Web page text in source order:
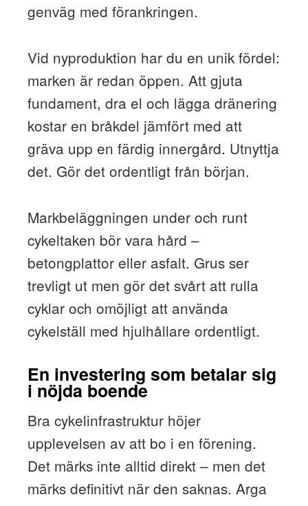
genväg med förankringen.
Vid nyproduktion har du en unik fördel:
marken är redan öppen. Att gjuta
fundament, dra el och lägga dränering
kostar en bråkdel jämfört med att
gräva upp en färdig innergård. Utnyttja
det. Gör det ordentligt från början.
Markbeläggningen under och runt
cykeltaken bör vara hård –
betongplattor eller asfalt. Grus ser
trevligt ut men gör det svårt att rulla
cyklar och omöjligt att använda
cykelställ med hjulhållare ordentligt.
En investering som betalar sig
i nöjda boende
Bra cykelinfrastruktur höjer
upplevelsen av att bo i en förening.
Det märks inte alltid direkt – men det
märks definitivt när den saknas. Arga